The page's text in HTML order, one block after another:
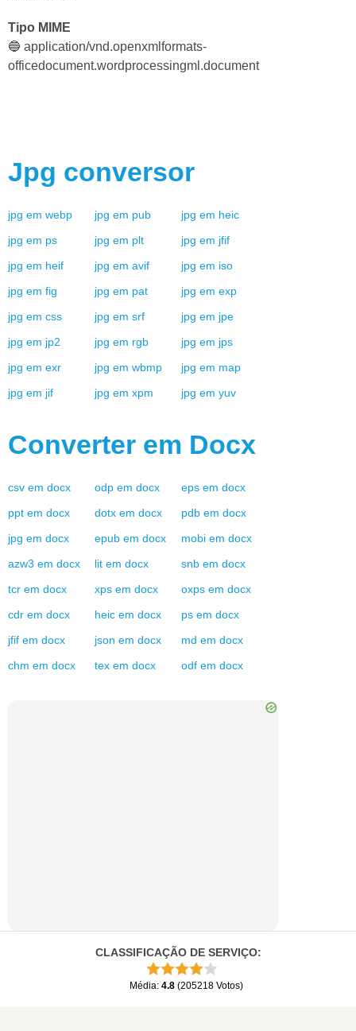
Tipo MIME
🔵 application/vnd.openxmlformats-
officedocument.wordprocessingml.document
Jpg conversor
jpg em webp jpg em pub jpg em heic
jpg em ps jpg em plt jpg em jfif
jpg em heif jpg em avif jpg em iso
jpg em fig jpg em pat jpg em exp
jpg em css jpg em srf jpg em jpe
jpg em jp2 jpg em rgb jpg em jps
jpg em exr jpg em wbmp jpg em map
jpg em jif jpg em xpm jpg em yuv
Converter em Docx
csv em docx odp em docx eps em docx
ppt em docx dotx em docx pdb em docx
jpg em docx epub em docx mobi em docx
azw3 em docx lit em docx snb em docx
tcr em docx xps em docx oxps em docx
cdr em docx heic em docx ps em docx
jfif em docx json em docx md em docx
chm em docx tex em docx odf em docx
CLASSIFICAÇÃO DE SERVIÇO:
Média: 4.8 (205218 Votos)